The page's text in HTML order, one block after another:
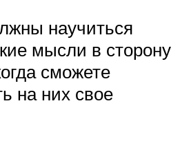
научиться
мысли в сторону
сможете
на них свое